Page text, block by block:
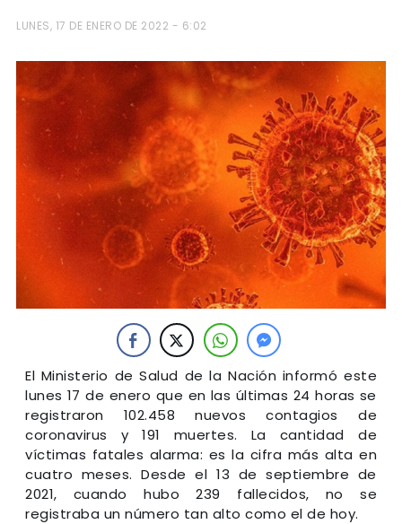
LUNES, 17 DE ENERO DE 2022 - 6:02
El Ministerio de Salud de la Nación informó este
lunes 17 de enero que en las últimas 24 horas se
registraron 102.458 nuevos contagios de
coronavirus y 191 muertes. La cantidad de
víctimas fatales alarma: es la cifra más alta en
cuatro meses. Desde el 13 de septiembre de
2021, cuando hubo 239 fallecidos, no se
registraba un número tan alto como el de hoy.